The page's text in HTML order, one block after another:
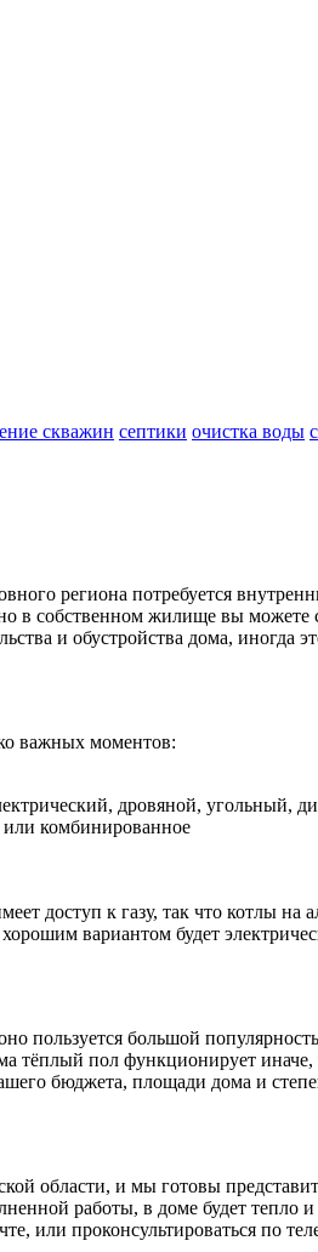
скважин септики очистка воды
региона потребуется
собственном жилище вы можете
и обустройства дома,
важных моментов:
дровяной, угольный,
или комбинированное
доступ к газу, так что котлы
вариантом будет
пользуется большой
тёплый пол функционирует
бюджета, площади дома и
области, и мы готовы
работы, в доме будет тепло
или проконсультироваться по